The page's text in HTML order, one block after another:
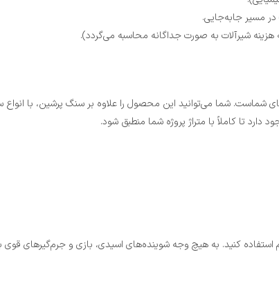
در مسیر جابه‌جایی.
شماست. شما می‌توانید این محصول را علاوه بر سنگ پرشین، با
تا کاملاً با متراژ پروژه شما منطبق شود.
استفاده کنید. به هیچ وجه شوینده‌های اسیدی، بازی و جرم‌گیرهای